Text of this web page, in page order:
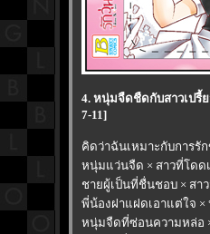
4. หนุ่มจืดชืดกับสาวเปรี้ย
7-11]
คิดว่าฉันเหมาะกับการรั
หนุ่มแว่นจืด × สาวที่โดด
ชายผู้เป็นที่ชื่นชอบ × ส
พี่น้องฝาแฝดเอาแต่ใจ
หนุ่มจืดที่ซ่อนความหล่อ